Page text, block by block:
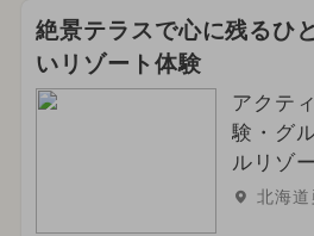
絶景テラスで心に残るひ
いリゾート体験
アクテ
験・グ
ルリゾ
北海道